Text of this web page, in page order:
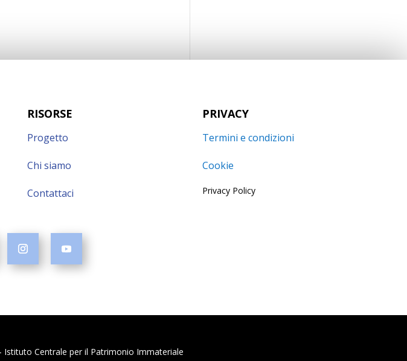
RISORSE
Progetto
Chi siamo
Contattaci
PRIVACY
Termini e condizioni
Cookie
Privacy Policy
Centrale per il Patrimonio Immateriale